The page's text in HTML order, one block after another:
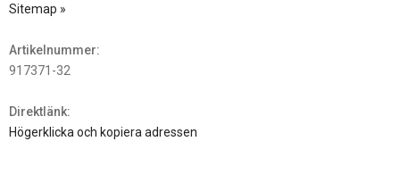
Sitemap »
Artikelnummer:
917371-32
Direktlänk:
Högerklicka och kopiera adressen